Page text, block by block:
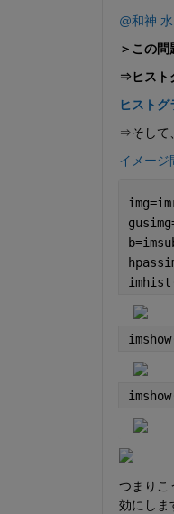
@和神
＞この
⇒ヒスト
ヒスト
⇒そして
イメージ
つまりこ
効にしま